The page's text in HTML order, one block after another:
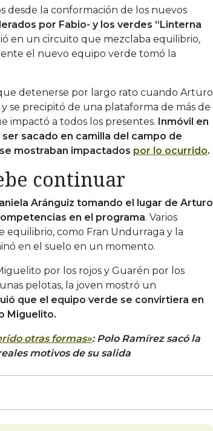
desde la conformación de los nuevos
por Fabio- y los verdes “Linterna
en un circuito que mezclaba equilibrio,
el nuevo equipo verde tomó la
detenerse por largo rato cuando Arturo
se precipitó de una plataforma de más de
impactó a todos los presentes. Inmóvil en
ser sacado en camilla del campo de
mostraban impactados por lo ocurrido.
continuar
Aránguiz tomando el lugar de Arturo
en el programa. Varios
como Fran Undurraga y la
en el suelo en un momento.
por los rojos y Guarén por los
pelotas, la joven mostró un
que el equipo verde se convirtiera en
Miguelito.
otras formas»: Polo Ramírez sacó la
motivos de su salida